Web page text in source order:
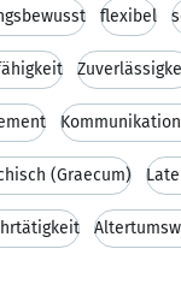
flexibel
(Graecum)